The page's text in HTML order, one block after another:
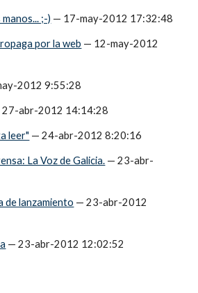
;-) — 17-may-2012 17:32:48
por la web — 12-may-2012
2012 9:55:28
abr-2012 14:14:28
leer" — 24-abr-2012 8:20:16
La Voz de Galicia. — 23-abr-
de lanzamiento — 23-abr-2012
— 23-abr-2012 12:02:52